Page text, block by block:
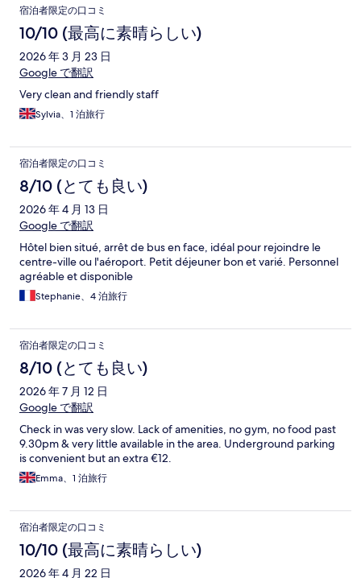
宿泊者限定の口コミ
10/10 (最高に素晴らしい)
2026 年 3 月 23 日
Google で翻訳
Very clean and friendly staff
Sylvia、1 泊旅行
宿泊者限定の口コミ
8/10 (とても良い)
2026 年 4 月 13 日
Google で翻訳
Hôtel bien situé, arrêt de bus en face, idéal pour rejoindre le
centre-ville ou l'aéroport. Petit déjeuner bon et varié. Personnel
agréable et disponible
Stephanie、4 泊旅行
宿泊者限定の口コミ
8/10 (とても良い)
2026 年 7 月 12 日
Google で翻訳
Check in was very slow. Lack of amenities, no gym, no food past
9.30pm & very little available in the area. Underground parking
is convenient but an extra €12.
Emma、1 泊旅行
宿泊者限定の口コミ
10/10 (最高に素晴らしい)
2026 年 4 月 22 日